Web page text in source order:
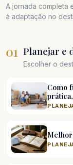
A jornada completa
à adaptação no
01 Planejar e
Escolher o
Como